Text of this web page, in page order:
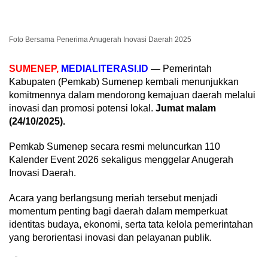
Foto Bersama Penerima Anugerah Inovasi Daerah 2025
SUMENEP, MEDIALITERASI.ID — Pemerintah
Kabupaten (Pemkab) Sumenep kembali menunjukkan
komitmennya dalam mendorong kemajuan daerah melalui
inovasi dan promosi potensi lokal. Jumat malam
(24/10/2025).
Pemkab Sumenep secara resmi meluncurkan 110
Kalender Event 2026 sekaligus menggelar Anugerah
Inovasi Daerah.
Acara yang berlangsung meriah tersebut menjadi
momentum penting bagi daerah dalam memperkuat
identitas budaya, ekonomi, serta tata kelola pemerintahan
yang berorientasi inovasi dan pelayanan publik.